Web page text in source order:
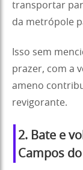
transportar
da metrópole
Isso sem
prazer, com a
ameno
revigorante.
2. Bate e
Campos